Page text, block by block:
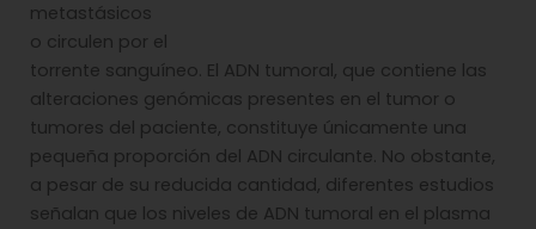
metastásicos
o circulen por el
torrente sanguíneo. El ADN tumoral, que contiene las
alteraciones genómicas presentes en el tumor o
tumores del paciente, constituye únicamente una
pequeña proporción del ADN circulante. No obstante,
a pesar de su reducida cantidad, diferentes estudios
señalan que los niveles de ADN tumoral en el plasma